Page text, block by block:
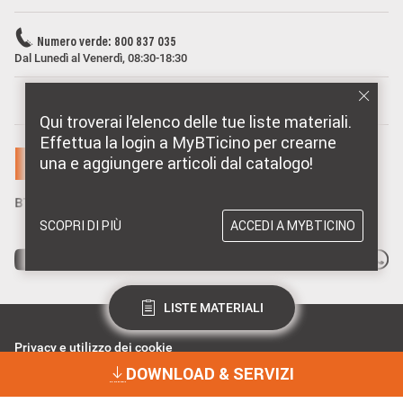
elettrica, essi non compromettono la sicurezza di persone,
animali domestici e beni se installati in modo corretto, secondo
la loro destinazione, e sottoposti a manutenzione non difettosa.
I prodotti BTicino certificati con il marchio IMQ (Istituto italiano
del Marchio di Qualità) sono inoltre conformi ai requisiti delle
norme elaborate dal Comitato Elettrotecnico Italiano (CEI). Sulla
base di quanto sopra tali prodotti sono da ritenersi conformi alle
prescrizioni del Decreto Ministeriale n°37 del 22/01/2008.
DOWNLOAD & SERVIZI
Qui troverai l’elenco delle tue liste materiali.
Effettua la login a MyBTicino per crearne
una e aggiungere articoli dal catalogo!
SCOPRI DI PIÙ ACCEDI A MYBTICINO
LISTE MATERIALI
Numero verde: 800 837 035
Dal Lunedì al Venerdì, 08:30-18:30
Privacy e utilizzo dei cookie
Data Privacy e Cybersecurity